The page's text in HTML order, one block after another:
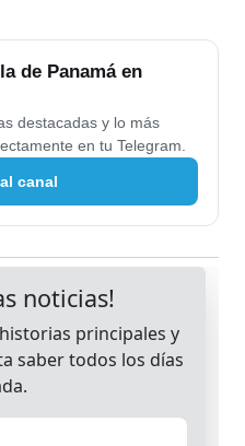
de Panamá en
destacadas y lo más
en tu Telegram.
canal